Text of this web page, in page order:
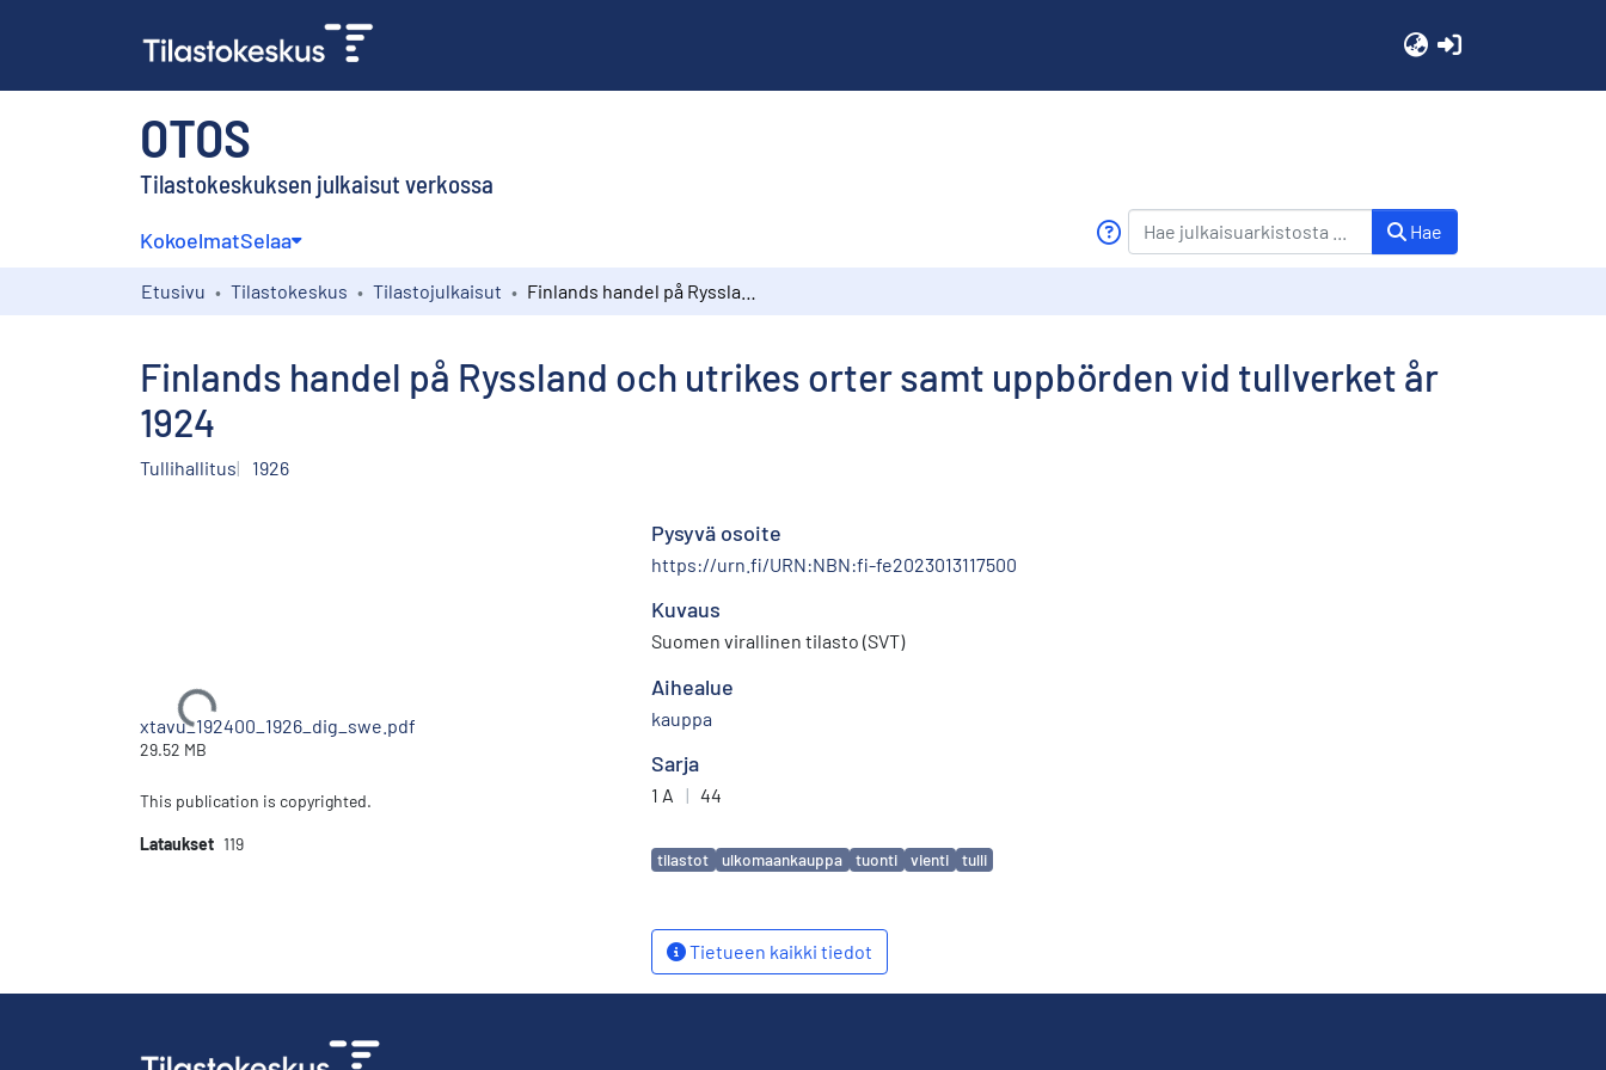
OTOS
Tilastokeskuksen julkaisut verkossa
KokoelmatSelaa Hae
Etusivu Tilastokeskus Tilastojulkaisut
Finlands handel på Ryssland och utrikes orter samt uppbörden vid tullverket år
1924
Tullihallitus 1926
Ladataan...
xtavu_192400_1926_dig_swe.pdf
29.52 MB
This publication is copyrighted.
Lataukset 119
Pysyvä osoite
https://urn.fi/URN:NBN:fi-fe2023013117500
Kuvaus
Suomen virallinen tilasto (SVT)
Aihealue
kauppa
Sarja
1 A | 44
Avainsanat
tilastot ulkomaankauppa tuonti vienti tulli
Tietueen kaikki tiedot